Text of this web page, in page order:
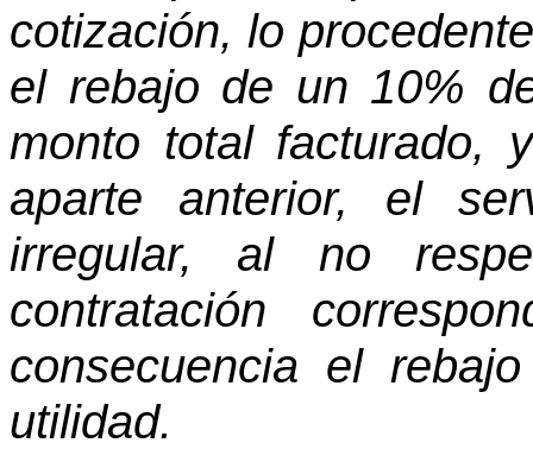
cotización, lo
el rebajo de un 10%
monto total facturado,
aparte anterior, el
irregular, al no
contratación
consecuencia el
utilidad.